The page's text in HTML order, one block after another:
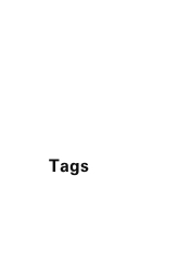
Tags